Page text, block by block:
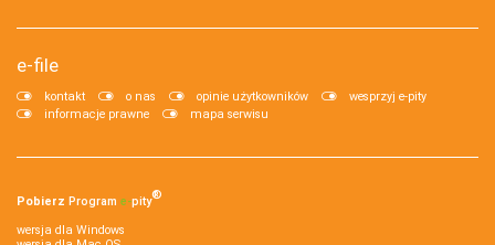
e-file
kontakt o nas opinie użytkowników
wesprzyj e-pity
informacje prawne
mapa serwisu
Pobierz Program e‑pity®
wersja dla Windows